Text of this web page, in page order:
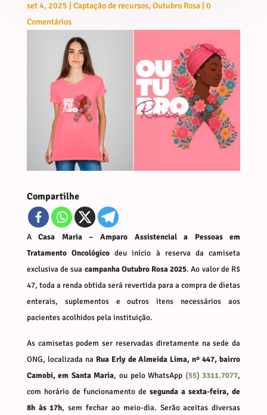
set 4, 2025 | Captação de recursos, Outubro Rosa| 0
Comentários
Compartilhe
ACasa Maria – Amparo Assistencial a Pessoas em
Tratamento Oncológico deu início à reserva da camiseta
exclusiva de sua campanha Outubro Rosa 2025. Ao valor de R$
47, toda a renda obtida será revertida para a compra de dietas
enterais, suplementos e outros itens necessários aos
pacientes acolhidos pela instituição.
As camisetas podem ser reservadas diretamente na sede da
ONG, localizada na Rua Erly de Almeida Lima, nº 447, bairro
Camobi, em Santa Maria, ou pelo WhatsApp (55) 3311.7077,
com horário de funcionamento desegunda a sexta-feira, de
8h às 17h, sem fechar ao meio-dia. Serão aceitas diversas